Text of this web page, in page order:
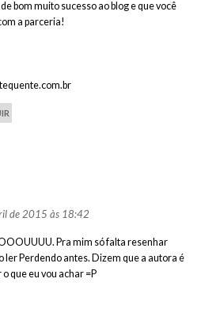
bom muito sucesso ao blog e que você
a parceria!
de 2015 às 18:42
Pra mim só falta resenhar
ler Perdendo antes. Dizem que a autora é
que eu vou achar =P